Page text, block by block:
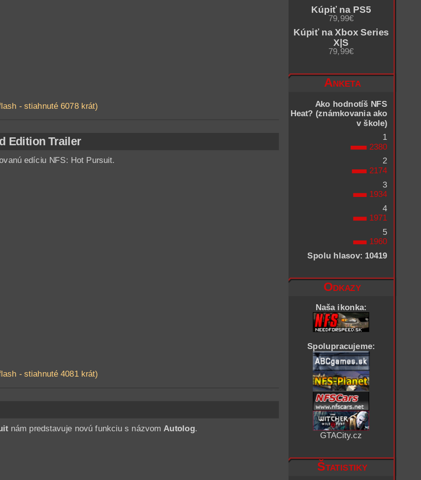
Kúpiť na PS5
79,99€
Kúpiť na Xbox Series
X|S
79,99€
Anketa
Ako hodnotíš NFS
Heat? (známkovania ako
v škole)
1
2380
2
2174
3
1934
4
1971
5
1960
Spolu hlasov: 10419
Odkazy
Naša ikonka:
Spolupracujeme:
GTACity.cz
Štatistiky
- stiahnuté 6078 krát)
Edition Trailer
edíciu NFS: Hot Pursuit.
- stiahnuté 4081 krát)
nám predstavuje novú funkciu s názvom Autolog.